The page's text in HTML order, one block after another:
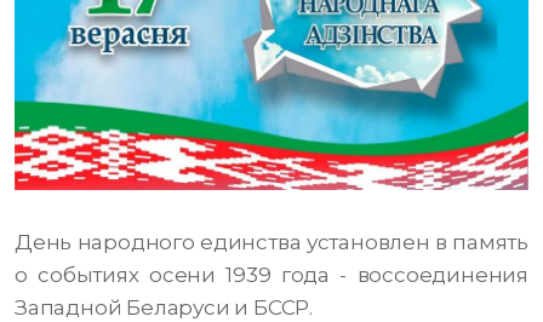
День народного единства установлен в память
о событиях осени 1939 года - воссоединения
Западной Беларуси и БССР.